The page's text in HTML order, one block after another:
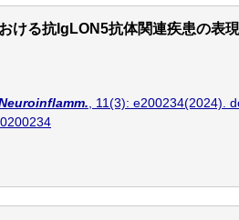
ける抗IgLON5抗体関連疾患の表
, 11(3): e200234(2024).